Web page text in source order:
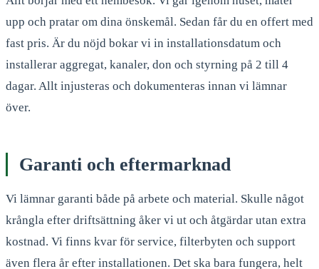
upp och pratar om dina önskemål. Sedan får du en offert med
fast pris. Är du nöjd bokar vi in installationsdatum och
installerar aggregat, kanaler, don och styrning på 2 till 4
dagar. Allt injusteras och dokumenteras innan vi lämnar
över.
Garanti och eftermarknad
Vi lämnar garanti både på arbete och material. Skulle något
krångla efter driftsättning åker vi ut och åtgärdar utan extra
kostnad. Vi finns kvar för service, filterbyten och support
även flera år efter installationen. Det ska bara fungera, helt